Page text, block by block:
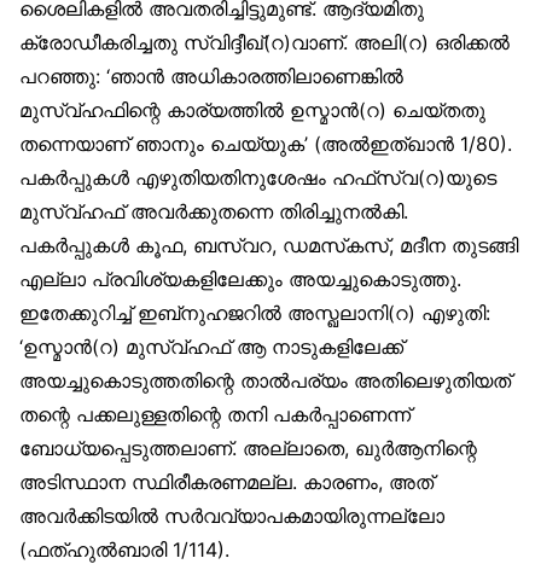
ശൈലികളിൽ അവതരിച്ചിട്ടുമുണ്ട്. ആദ്യമിതു
ക്രോഡീകരിച്ചതു സ്വിദ്ദീഖ്(റ)വാണ്. അലി(റ) ഒരിക്കൽ
പറഞ്ഞു: ‘ഞാൻ അധികാരത്തിലാണെങ്കിൽ
മുസ്വ്ഹഫിന്റെ കാര്യത്തിൽ ഉസ്മാൻ(റ) ചെയ്തതു
തന്നെയാണ് ഞാനും ചെയ്യുക’ (അൽഇത്ഖാൻ 1/80).
പകർപ്പുകൾ എഴുതിയതിനുശേഷം ഹഫ്‌സ്വ(റ)യുടെ
മുസ്വ്ഹഫ് അവർക്കുതന്നെ തിരിച്ചുനൽകി.
പകർപ്പുകൾ കൂഫ, ബസ്വറ, ഡമസ്‌കസ്, മദീന തുടങ്ങി
എല്ലാ പ്രവിശ്യകളിലേക്കും അയച്ചുകൊടുത്തു.
ഇതേക്കുറിച്ച് ഇബ്‌നുഹജറിൽ അസ്ഖലാനി(റ) എഴുതി:
‘ഉസ്മാൻ(റ) മുസ്വ്ഹഫ് ആ നാടുകളിലേക്ക്
അയച്ചുകൊടുത്തതിന്റെ താൽപര്യം അതിലെഴുതിയത്
തന്റെ പക്കലുള്ളതിന്റെ തനി പകർപ്പാണെന്ന്
ബോധ്യപ്പെടുത്തലാണ്. അല്ലാതെ, ഖുർആനിന്റെ
അടിസ്ഥാന സ്ഥിരീകരണമല്ല. കാരണം, അത്
അവർക്കിടയിൽ സർവവ്യാപകമായിരുന്നല്ലോ
(ഫത്ഹുൽബാരി 1/114).